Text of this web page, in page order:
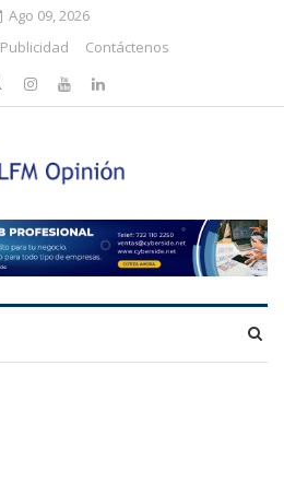
Ago 09, 2026
Publicidad Contáctenos